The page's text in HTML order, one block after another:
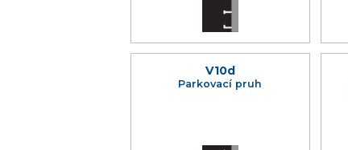
V10d
Parkovací pruh